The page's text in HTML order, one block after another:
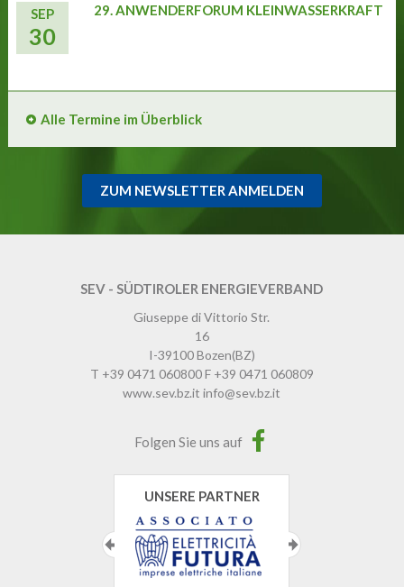
SEP
30
29. ANWENDERFORUM KLEINWASSERKRAFT
Alle Termine im Überblick
ZUM NEWSLETTER ANMELDEN
SEV - SÜDTIROLER ENERGIEVERBAND
Giuseppe di Vittorio Str.
16
I-39100Bozen(BZ)
T +39 0471 060800F +39 0471 060809
www.sev.bz.it info@sev.bz.it
Folgen Sie uns auf
UNSERE PARTNER